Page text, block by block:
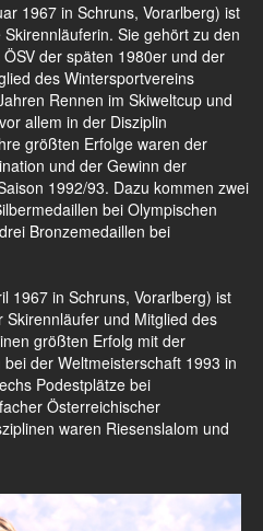
1967 in Schruns, Vorarlberg) ist
Sie gehört zu den
der späten 1980er und der
des Wintersportvereins
Rennen im Skiweltcup und
allem in der Disziplin
größten Erfolge waren der
und der Gewinn der
1992/93. Dazu kommen zwei
bei Olympischen
Bronzemedaillen bei
1967 in Schruns, Vorarlberg) ist
und Mitglied des
größten Erfolg mit der
der Weltmeisterschaft 1993 in
Podestplätze bei
Österreichischer
waren Riesenslalom und